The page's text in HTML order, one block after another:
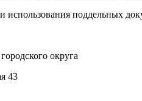
использования поддельных
округа
43